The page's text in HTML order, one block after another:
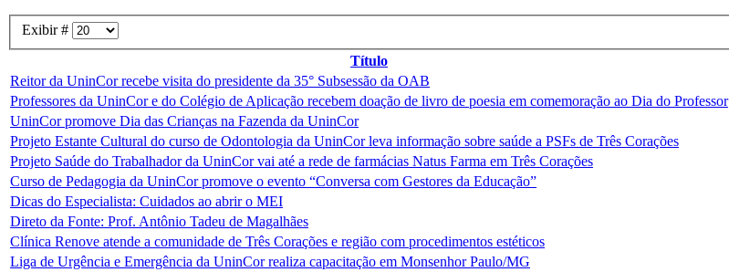
Exibir #
Título
Reitor da UninCor recebe visita do presidente da 35° Subsessão da OAB
Professores da UninCor e do Colégio de Aplicação recebem doação de livro de poesia em comemoração ao Dia do Professor
UninCor promove Dia das Crianças na Fazenda da UninCor
Projeto Estante Cultural do curso de Odontologia da UninCor leva informação sobre saúde a PSFs de Três Corações
Projeto Saúde do Trabalhador da UninCor vai até a rede de farmácias Natus Farma em Três Corações
Curso de Pedagogia da UninCor promove o evento “Conversa com Gestores da Educação”
Dicas do Especialista: Cuidados ao abrir o MEI
Direto da Fonte: Prof. Antônio Tadeu de Magalhães
Clínica Renove atende a comunidade de Três Corações e região com procedimentos estéticos
Liga de Urgência e Emergência da UninCor realiza capacitação em Monsenhor Paulo/MG